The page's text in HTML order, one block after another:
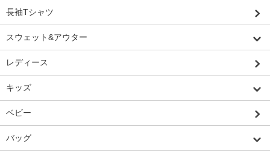
長袖Tシャツ
スウェット&アウター
レディース
キッズ
ベビー
バッグ